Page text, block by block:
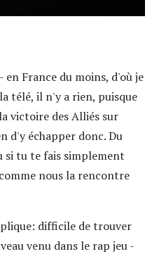
France du moins, d'où je
télé, il n'y a rien, puisque
victoire des Alliés sur
d'y échapper donc. Du
si tu te fais simplement
nous la rencontre
difficile de trouver
venu dans le rap jeu -